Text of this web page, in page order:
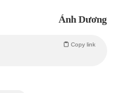
Ánh Dương
Copy link